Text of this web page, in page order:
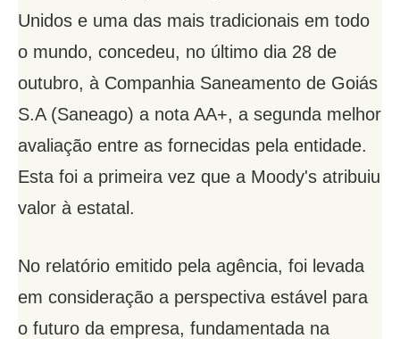
Unidos e uma das mais tradicionais em todo
o mundo, concedeu, no último dia 28 de
outubro, à Companhia Saneamento de Goiás
S.A (Saneago) a nota AA+, a segunda melhor
avaliação entre as fornecidas pela entidade.
Esta foi a primeira vez que a Moody's atribuiu
valor à estatal.
No relatório emitido pela agência, foi levada
em consideração a perspectiva estável para
o futuro da empresa, fundamentada na